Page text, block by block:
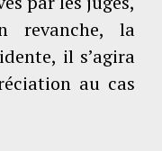
revanche, la
il s’agira
au cas